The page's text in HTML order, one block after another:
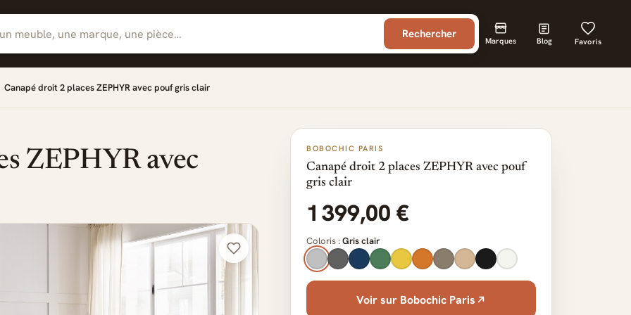
Rechercher Marques Blog Favoris
Canapé droit 2 places ZEPHYR avec pouf gris clair
ZEPHYR avec
BOBOCHIC PARIS
Canapé droit 2 places ZEPHYR avec pouf
gris clair
1 399,00 €
Coloris :Gris clair
Voir sur Bobochic Paris